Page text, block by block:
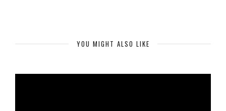
YOU MIGHT ALSO LIKE